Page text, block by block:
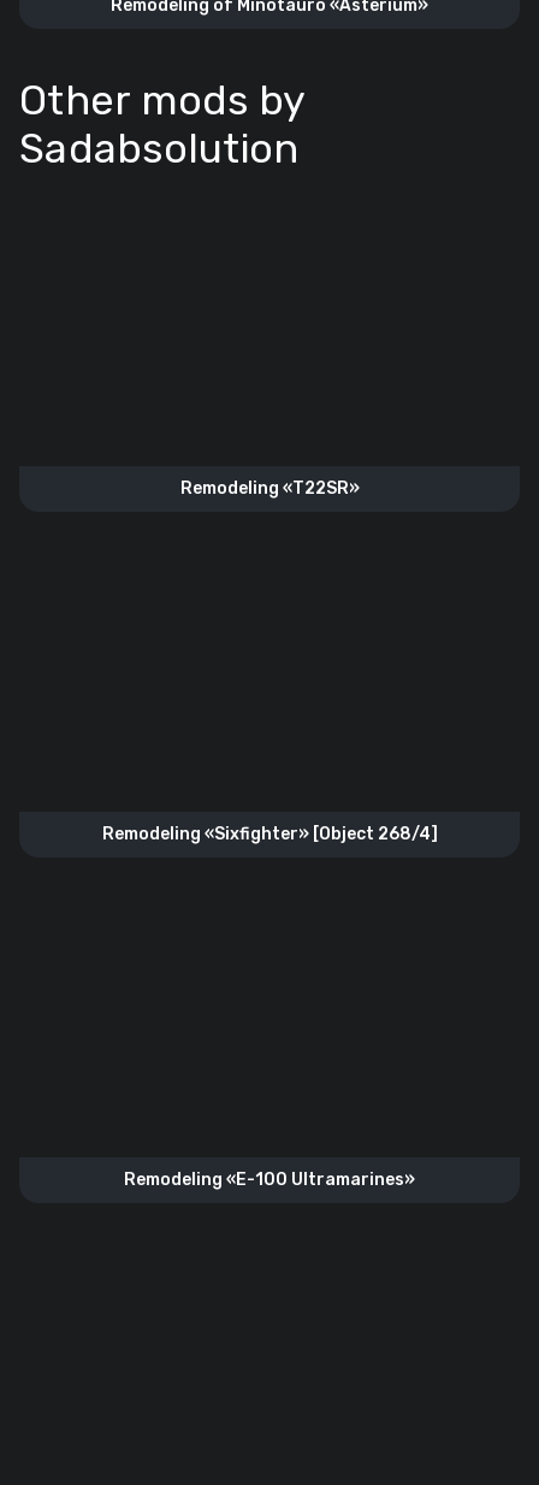
Remodeling of Minotauro «Asterium»
Other mods by
Sadabsolution
Remodeling «T22SR»
Remodeling «Sixfighter» [Object 268/4]
Remodeling «E-100 Ultramarines»